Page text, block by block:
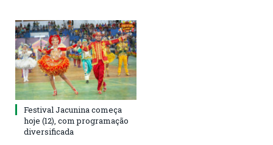
Festival Jacunina começa
hoje (12), com programação
diversificada